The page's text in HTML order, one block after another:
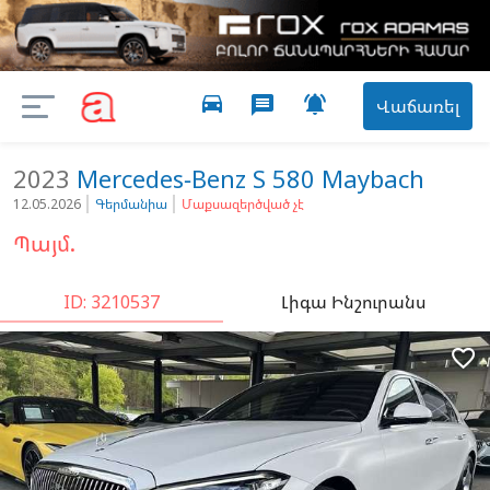
Վաճառել

message
directions_car
2023 Mercedes-Benz S 580 Maybach
12.05.2026 Գերմանիա Մաքսազերծված չէ
Պայմ.
ID: 3210537 Լիգա Ինշուրանս
favorite_border